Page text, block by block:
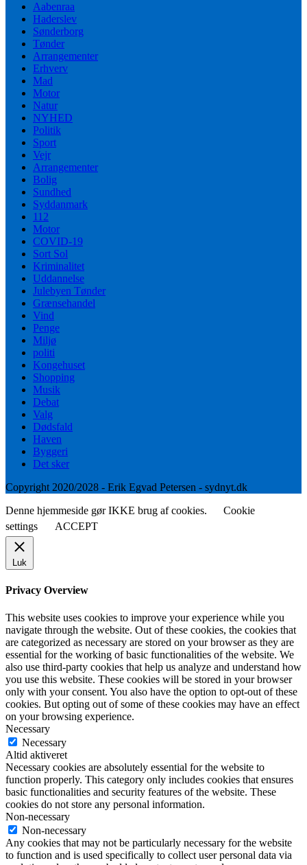
Aabenraa
Haderslev
Sønderborg
Tønder
Arrangementer
Erhverv
Mad
Motor
Natur
NYHED
Politik
Sport
Vejr
Arrangementer
Bolig
Sundhed
Syddanmark
112
Motor
COVID-19
Sort Sol
Kriminalitet
Uddannelse
Julebyen Tønder
Grænsehandel
Vind
Penge
Miljø
politi
Kongehuset
Shopping
Musik
Debat
Valg
Dødsfald
Haven
Byggeri
Det sker
Copyright 2020/2028 - Erik Egvad Petersen - sydnyt.dk
Denne hjemmeside gør IKKE brug af cookies.
Cookie
settings
ACCEPT
Luk
Privacy Overview
This website uses cookies to improve your experience while you
navigate through the website. Out of these cookies, the cookies that
are categorized as necessary are stored on your browser as they are
essential for the working of basic functionalities of the website. We
also use third-party cookies that help us analyze and understand how
you use this website. These cookies will be stored in your browser
only with your consent. You also have the option to opt-out of these
cookies. But opting out of some of these cookies may have an effect
on your browsing experience.
Necessary
Necessary
Altid aktiveret
Necessary cookies are absolutely essential for the website to
function properly. This category only includes cookies that ensures
basic functionalities and security features of the website. These
cookies do not store any personal information.
Non-necessary
Non-necessary
Any cookies that may not be particularly necessary for the website
to function and is used specifically to collect user personal data via